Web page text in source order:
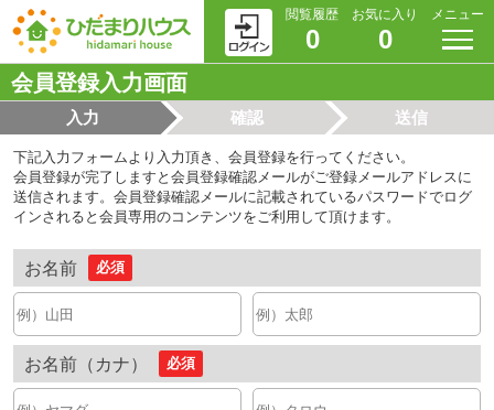
閲覧履歴
0
お気に入り
0
メニュー
会員登録入力画面
入力 確認 送信
下記入力フォームより入力頂き、会員登録を行ってください。
会員登録が完了しますと会員登録確認メールがご登録メールアドレスに
送信されます。会員登録確認メールに記載されているパスワードでログ
インされると会員専用のコンテンツをご利用して頂けます。
お名前 必須
お名前（カナ） 必須